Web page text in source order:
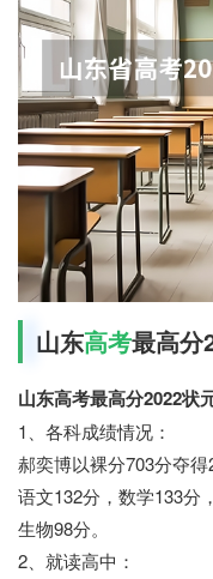
山东高考最高分
山东高考最高分2022状
1、各科成绩情况：
郝奕博以裸分703分夺
语文132分，数学133分，
生物98分。
2、就读高中：